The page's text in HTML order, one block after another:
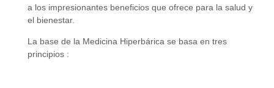
a los impresionantes beneficios que ofrece para la salud y
el bienestar.
La base de la Medicina Hiperbárica se basa en tres
principios :